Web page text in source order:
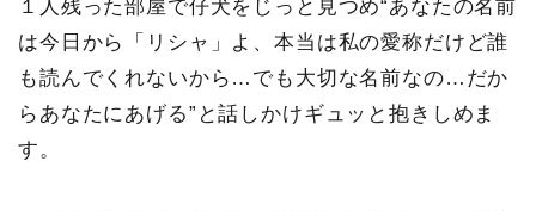
１人残った部屋で仔犬をじっと見つめ“あなたの名前
は今日から「リシャ」よ、本当は私の愛称だけど誰
も読んでくれないから…でも大切な名前なの…だか
らあなたにあげる”と話しかけギュッと抱きしめま
す。